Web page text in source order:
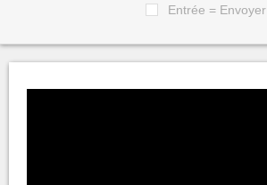
Entrée = Envoyer